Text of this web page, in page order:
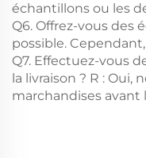
échantillons ou les
Q6. Offrez-vous des
possible.
Q7. Effectuez-vous
la livraison ? R :
marchandises avant